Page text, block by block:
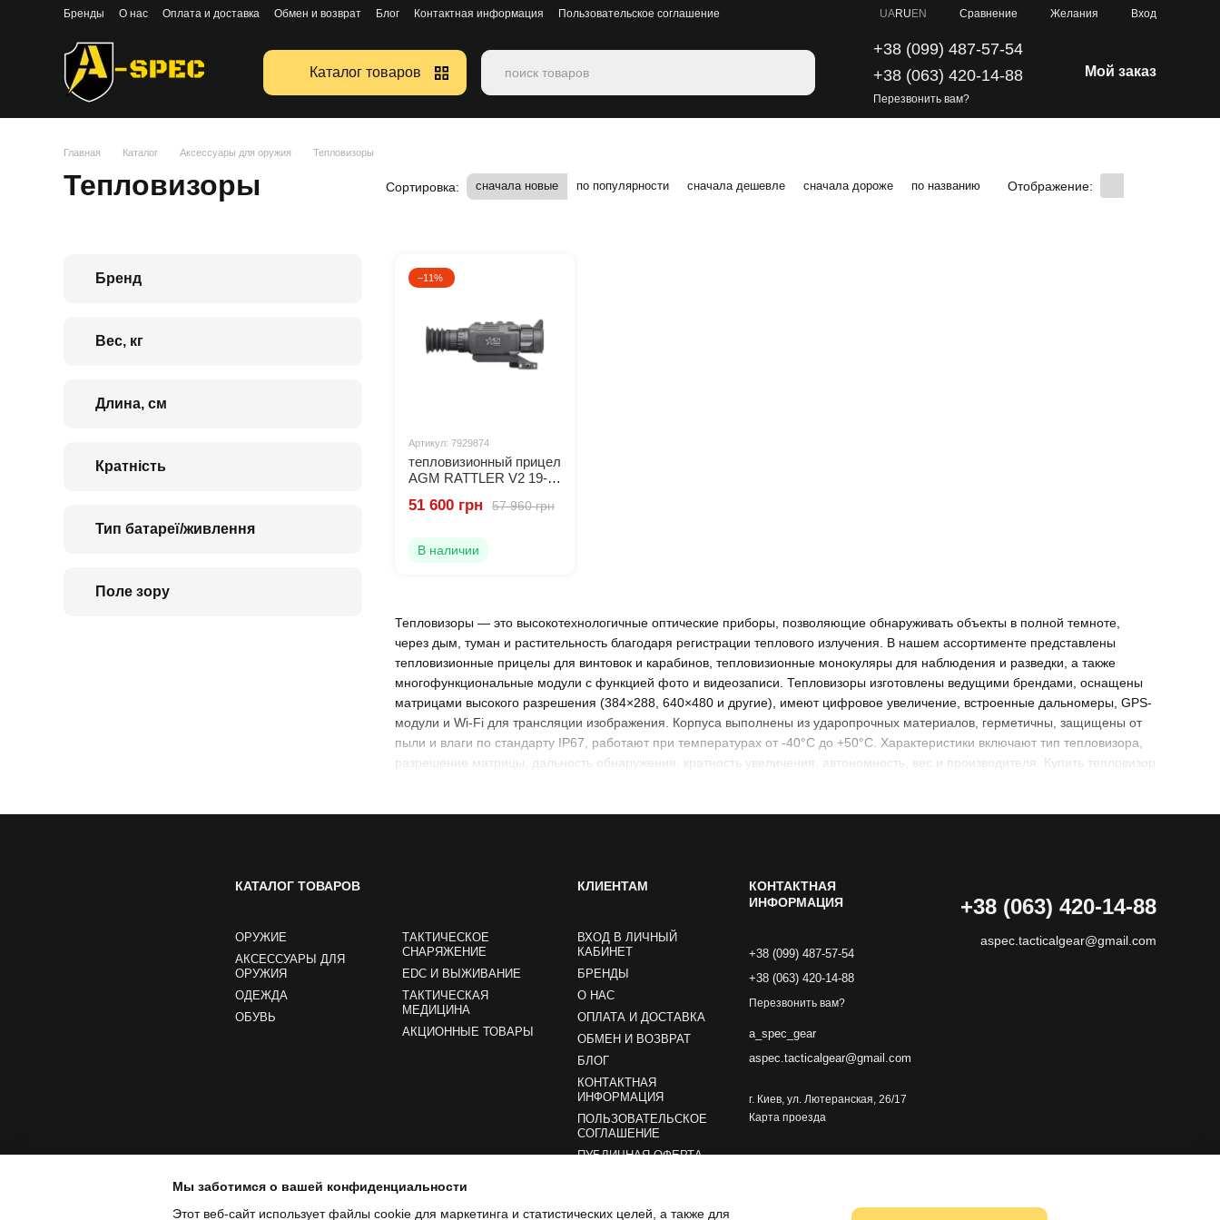
Перейти к основному контенту
Бренды О нас Оплата и доставка Обмен и возврат Блог Контактная информация
Пользовательское соглашение
UARU EN Сравнение Желания Вход
Каталог товаров
+38 (099) 487-57-54
+38 (063) 420-14-88
Перезвонить вам?
Мой заказ
Главная Каталог Аксессуары для оружия Тепловизоры
Тепловизоры Сортировка: сначала новые по популярности сначала дешевле сначала дороже по названию Отображение:
Тепловизоры — это высокотехнологичные оптические приборы, позволяющие обнаруживать объекты в полной темноте,
через дым, туман и растительность благодаря регистрации теплового излучения. В нашем ассортименте представлены
тепловизионные прицелы для винтовок и карабинов, тепловизионные монокуляры для наблюдения и разведки, а также
многофункциональные модули с функцией фото и видеозаписи. Тепловизоры изготовлены ведущими брендами, оснащены
матрицами высокого разрешения (384×288, 640×480 и другие), имеют цифровое увеличение, встроенные дальномеры, GPS-
модули и Wi-Fi для трансляции изображения. Корпуса выполнены из ударопрочных материалов, герметичны, защищены от
пыли и влаги по стандарту IP67, работают при температурах от -40°C до +50°C. Характеристики включают тип тепловизора,
разрешение матрицы, дальность обнаружения, кратность увеличения, автономность, вес и производителя. Купить тепловизор
−11%
Артикул: 7929874
тепловизионный прицел
AGM RATTLER V2 19-
57 960 грн
51 600 грн
В наличии
Бренд
Вес, кг
Длина, см
Кратність
Тип батареї/живлення
Поле зору
КАТАЛОГ ТОВАРОВ
ОРУЖИЕ
АКСЕССУАРЫ ДЛЯ
ОРУЖИЯ
ОДЕЖДА
ОБУВЬ
ТАКТИЧЕСКОЕ
СНАРЯЖЕНИЕ
EDC И ВЫЖИВАНИЕ
ТАКТИЧЕСКАЯ
МЕДИЦИНА
АКЦИОННЫЕ ТОВАРЫ
КЛИЕНТАМ
ВХОД В ЛИЧНЫЙ
КАБИНЕТ
БРЕНДЫ
О НАС
ОПЛАТА И ДОСТАВКА
ОБМЕН И ВОЗВРАТ
БЛОГ
КОНТАКТНАЯ
ИНФОРМАЦИЯ
ПОЛЬЗОВАТЕЛЬСКОЕ
СОГЛАШЕНИЕ
ПУБЛИЧНАЯ ОФЕРТА
КОНТАКТНАЯ
ИНФОРМАЦИЯ
+38 (099) 487-57-54
+38 (063) 420-14-88
Перезвонить вам?
a_spec_gear
aspec.tacticalgear@gmail.com
г. Киев, ул. Лютеранская, 26/17
Карта проезда
+38 (063) 420-14-88
aspec.tacticalgear@gmail.com
Мы заботимся о вашей конфиденциальности
Этот веб-сайт использует файлы cookie для маркетинга и статистических целей, а также для